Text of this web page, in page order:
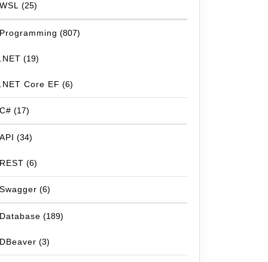
WSL (25)
Programming (807)
.NET (19)
.NET Core EF (6)
C# (17)
API (34)
REST (6)
Swagger (6)
Database (189)
DBeaver (3)